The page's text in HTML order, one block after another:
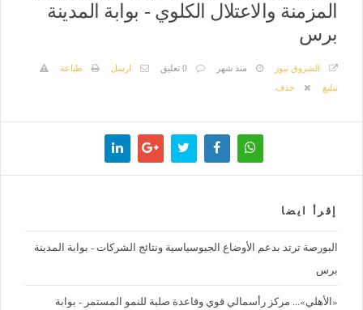
المزمنة والاعتلال الكلوي - بوابة المدينة
برس
الشروق نيوز منذ شهر 0 تعليق ارسل
طباعة
تبليغ
حذف
إقرأ ايضا
البورصة ترتد بدعم الأوضاع الجيوسياسية ونتائج الشركات - بوابة المدينة
برس
«الأهلي»... مركز رأسمالي قوي وقاعدة صلبة للنمو المستمر - بوابة